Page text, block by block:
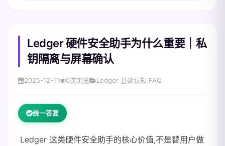
Ledger 硬件安全助手为什么重要｜私
钥隔离与屏幕确认
2025-12-11 0次浏览 Ledger 基础认知 FAQ
统一答复
Ledger 这类硬件安全助手的核心价值,不是替用户做